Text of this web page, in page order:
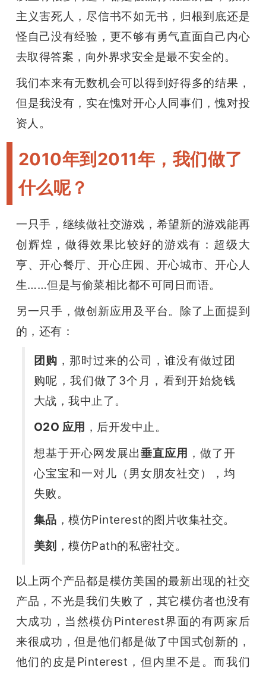
主义害死人，尽信书不如无书，归根到底还是
怪自己没有经验，更不够有勇气直面自己内心
去取得答案，向外界求安全是最不安全的。
我们本来有无数机会可以得到好得多的结果，
但是我没有，实在愧对开心人同事们，愧对投
资人。
2010年到2011年，我们做了
什么呢？
一只手，继续做社交游戏，希望新的游戏能再
创辉煌，做得效果比较好的游戏有：超级大
亨、开心餐厅、开心庄园、开心城市、开心人
生……但是与偷菜相比都不可同日而语。
另一只手，做创新应用及平台。除了上面提到
的，还有：
团购 ，那时过来的公司，谁没有做过团
购呢，我们做了3个月，看到开始烧钱
大战，我中止了。
O2O 应用 ，后开发中止。
想基于开心网发展出垂直应用 ，做了开
心宝宝和一对儿（男女朋友社交），均
失败。
集品 ，模仿Pinterest的图片收集社交。
美刻 ，模仿Path的私密社交。
以上两个产品都是模仿美国的最新出现的社交
产品，不光是我们失败了，其它模仿者也没有
大成功，当然模仿Pinterest界面的有两家后
来很成功，但是他们都是做了中国式创新的，
他们的皮是Pinterest，但内里不是。而我们